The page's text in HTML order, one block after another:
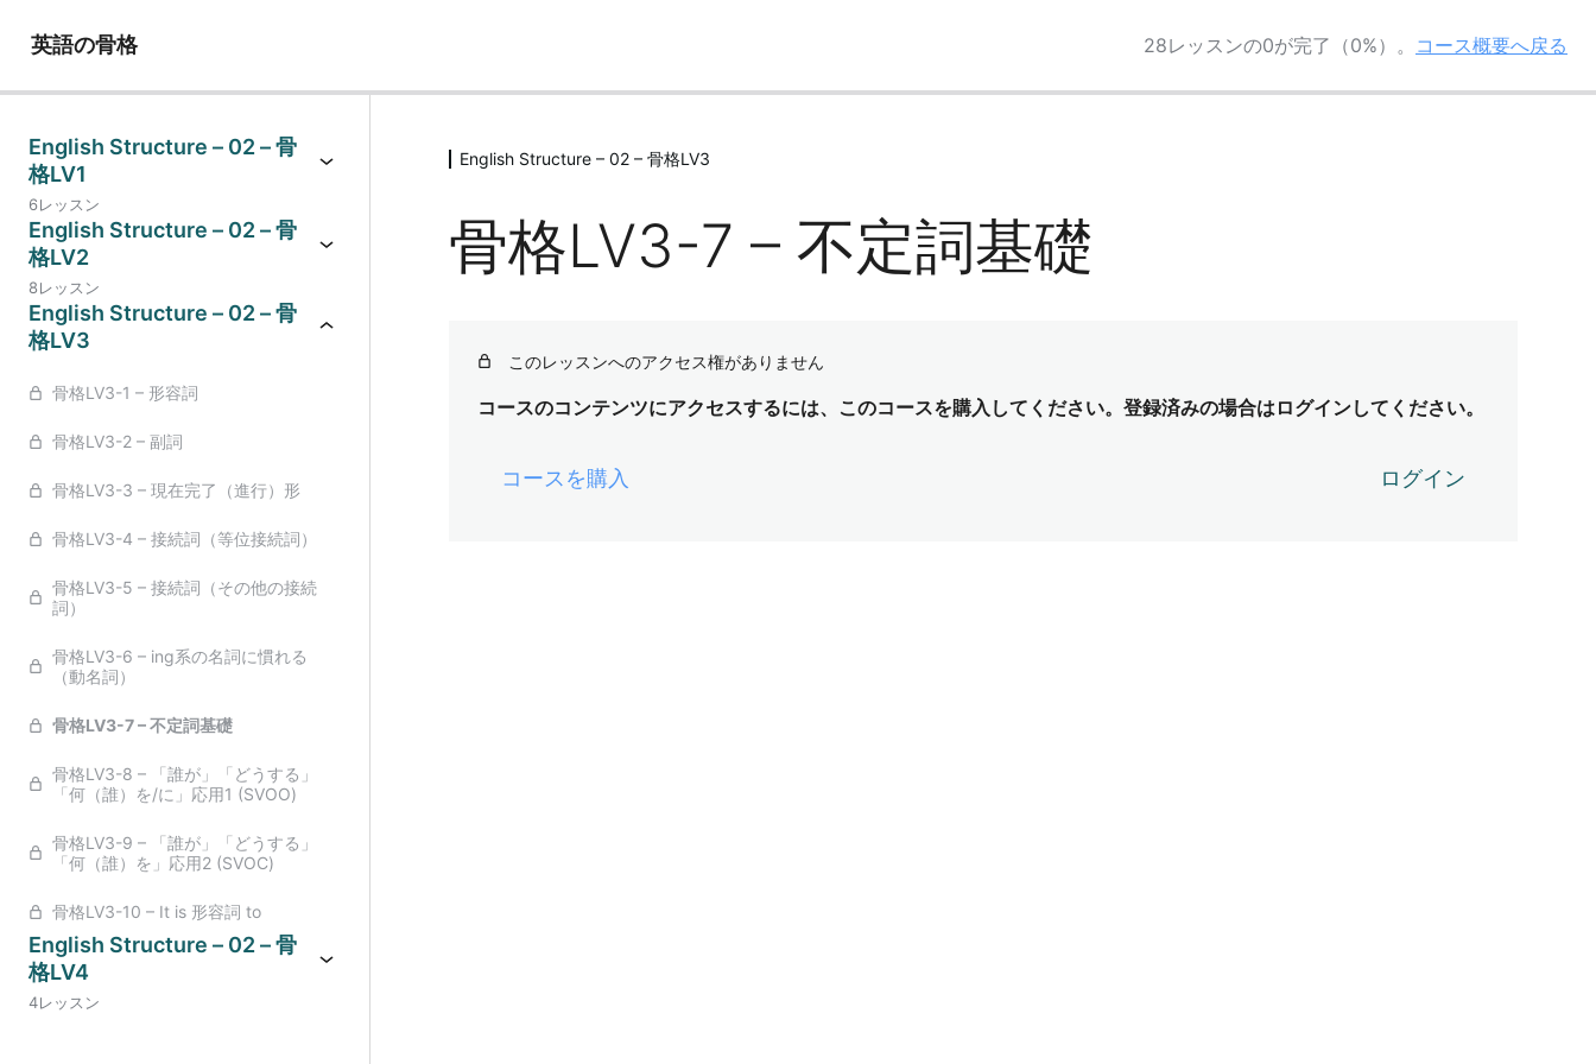
英語の骨格 28レッスンの0が完了（0%）。 コース概要へ戻る
English Structure – 02 – 骨
格LV1
6レッスン
English Structure – 02 – 骨
格LV2
8レッスン
English Structure – 02 – 骨
格LV3
骨格LV3-1 – 形容詞
骨格LV3-2 – 副詞
骨格LV3-3 – 現在完了（進行）形
骨格LV3-4 – 接続詞（等位接続詞）
骨格LV3-5 – 接続詞（その他の接続
詞）
骨格LV3-6 – ing系の名詞に慣れる
（動名詞）
骨格LV3-7 – 不定詞基礎
骨格LV3-8 – 「誰が」「どうする」
「何（誰）を/に」応用1 (SVOO)
骨格LV3-9 – 「誰が」「どうする」
「何（誰）を」応用2 (SVOC)
骨格LV3-10 – It is 形容詞 to
English Structure – 02 – 骨
格LV4
4レッスン
English Structure – 02 – 骨格LV3
骨格LV3-7 – 不定詞基礎
このレッスンへのアクセス権がありません
コースのコンテンツにアクセスするには、このコースを購入してください。登録済みの場合はログインしてください。
コースを購入 ログイン